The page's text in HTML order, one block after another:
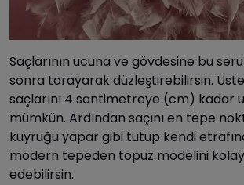
Saçlarının ucuna ve gövdesine bu
sonra tarayarak düzleştirebilirsin.
saçlarını 4 santimetreye (cm) kadar
mümkün. Ardından saçını en tepe
kuyruğu yapar gibi tutup kendi
modern tepeden topuz modelini
edebilirsin.